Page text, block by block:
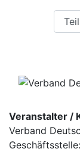
Veranstalter /
Verband